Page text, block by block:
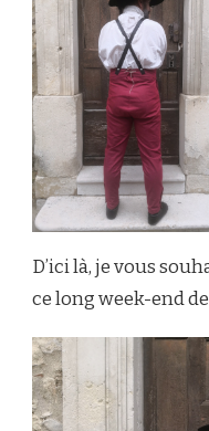
D’ici là, je vous
ce long week-end